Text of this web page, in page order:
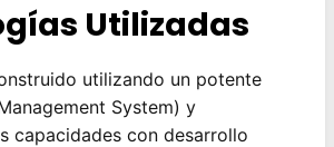
Utilizadas
utilizando un potente
System) y
capacidades con desarrollo